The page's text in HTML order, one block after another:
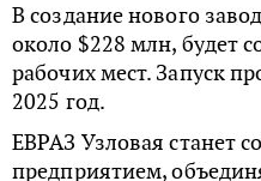
В создание нового
около $228 млн, будет
рабочих мест. Запуск
2025 год.
ЕВРАЗ Узловая станет
предприятием,